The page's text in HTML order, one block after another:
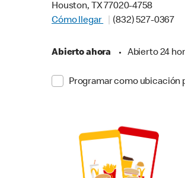
Houston, TX 77020-4758
Cómo llegar
(832) 527-0367
Abierto ahora • Abierto 24
Programar como ubicación